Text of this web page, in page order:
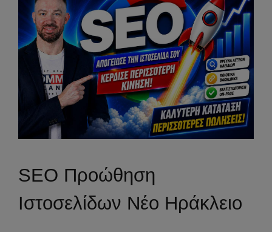
SEO Προώθηση
Ιστοσελίδων Νέο Ηράκλειο